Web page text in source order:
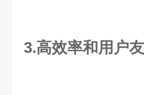
3.高效率和用户